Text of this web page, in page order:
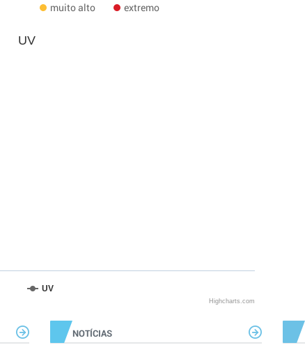
muito alto extremo
UV
UV
Highcharts.com
NOTÍCIAS